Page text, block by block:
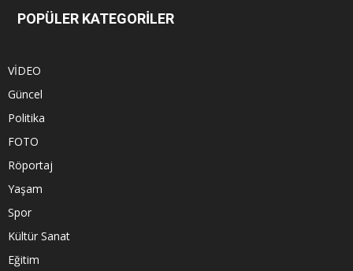
POPÜLER KATEGORİLER
VİDEO
Güncel
Politika
FOTO
Röportaj
Yaşam
Spor
Kültür Sanat
Eğitim